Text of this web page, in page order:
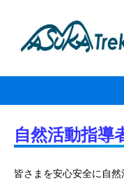
自然活動指導
皆さまを安心安全に自然